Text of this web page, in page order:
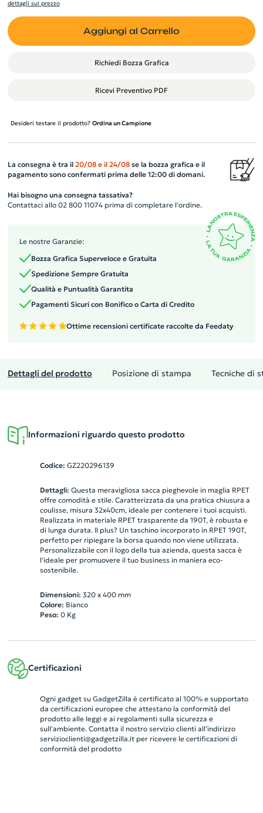
dettagli sul prezzo
Aggiungi al Carrello
Richiedi Bozza Grafica
Ricevi Preventivo PDF
Desideri testare il prodotto? Ordina un Campione
La consegna è tra il 20/08 e il 24/08se la bozza grafica e il
pagamento sono confermati prima delle 12:00 di domani.
Hai bisogno una consegna tassativa?
Contattaci allo 02 800 11074 prima di completare l’ordine.
Le nostre Garanzie:
Bozza Grafica Superveloce e Gratuita
Spedizione Sempre Gratuita
Qualità e Puntualità Garantita
Pagamenti Sicuri con Bonifico o Carta di Credito
Ottime recensioni certificate raccolte da Feedaty
Dettagli del prodotto Posizione di stampa Tecniche di
Informazioni riguardo questo prodotto
Codice: GZ220296139
Dettagli: Questa meravigliosa sacca pieghevole in maglia RPET
offre comodità e stile. Caratterizzata da una pratica chiusura a
coulisse, misura 32x40cm, ideale per contenere i tuoi acquisti.
Realizzata in materiale RPET trasparente da 190T, è robusta e
di lunga durata. Il plus? Un taschino incorporato in RPET 190T,
perfetto per ripiegare la borsa quando non viene utilizzata.
Personalizzabile con il logo della tua azienda, questa sacca è
l'ideale per promuovere il tuo business in maniera eco-
sostenibile.
Dimensioni: 320 x 400 mm
Colore: Bianco
Peso: 0Kg
Certificazioni
Ogni gadget su GadgetZilla è certificato al 100% e supportato
da certificazioni europee che attestano la conformità del
prodotto alle leggi e ai regolamenti sulla sicurezza e
sull'ambiente. Contatta il nostro servizio clienti all’indirizzo
servizioclienti@gadgetzilla.itper ricevere le certificazioni di
conformità del prodotto